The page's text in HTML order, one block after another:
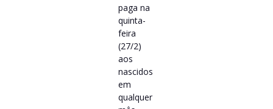
paga na
quinta-
feira
(27/2)
aos
nascidos
em
qualquer